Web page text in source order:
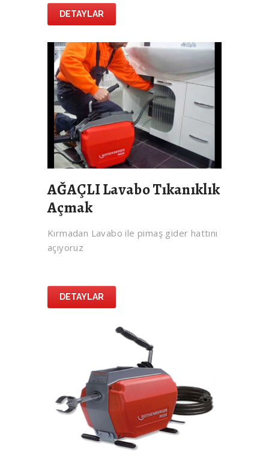
DETAYLAR
AĞAÇLI Lavabo Tıkanıklık
Açmak
Kırmadan Lavabo ile pimaş gider hattını
açıyoruz
DETAYLAR